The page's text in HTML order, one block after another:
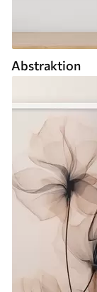
Abstraktion